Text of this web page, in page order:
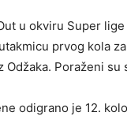
u okviru Super
prvog kola
Odžaka. Poraženi su
odigrano je 12.